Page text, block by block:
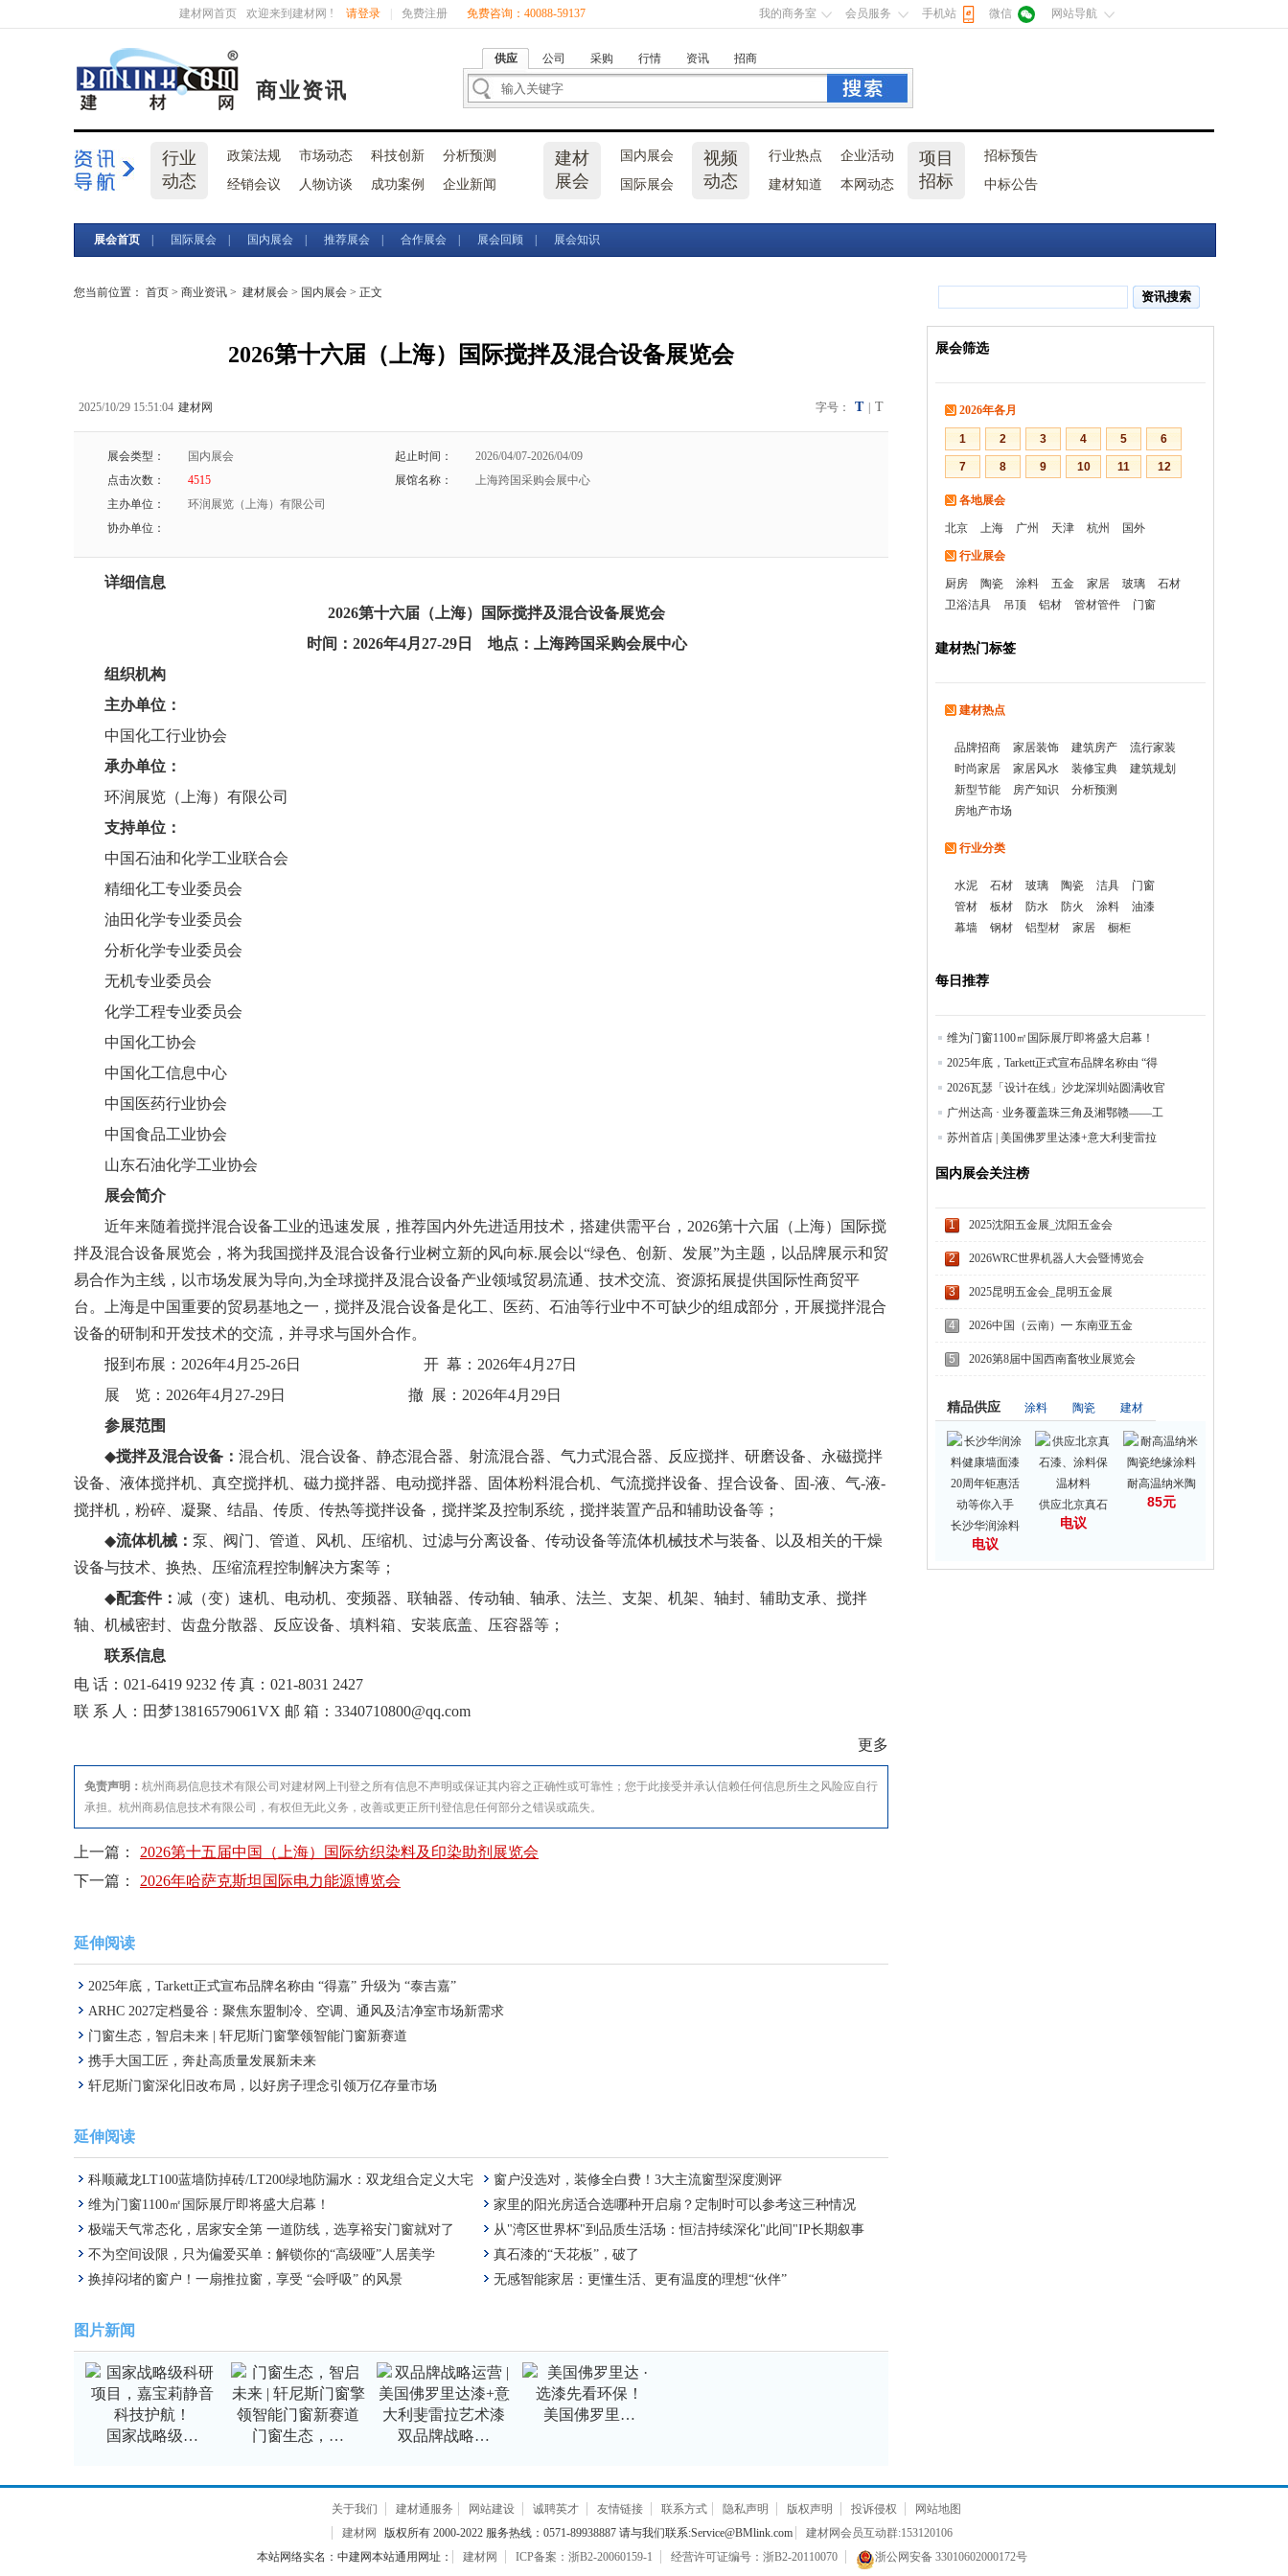
建材网首页 欢迎来到建材网 ! 请登录 免费注册 免费咨询：40088-59137 我的商务室 会员服务 手机站 微信 网站导航
商业资讯
供应 公司 采购 行情 资讯 招商
行业
动态
政策法规 市场动态 科技创新
分析预测
经销会议
人物访谈 成功案例 企业新闻
建材
展会
国内展会
国际展会
视频
动态
行业热点
企业活动
建材知道
本网动态
项目
招标
招标预告
中标公告
展会首页 国际展会 国内展会 推荐展会 合作展会 展会回顾 展会知识
您当前位置： 首页 > 商业资讯 > 建材展会 > 国内展会 > 正文
2026第十六届（上海）国际搅拌及混合设备展览会
2025/10/29 15:51:04 建材网 字号： T T
展会类型： 国内展会 起止时间：
2026/04/07-2026/04/09
点击次数：
4515 展馆名称：
上海跨国采购会展中心
主办单位：
环润展览（上海）有限公司
协办单位：
详细信息
2026第十六届（上海）国际搅拌及混合设备展览会
时间： 2026年4月 27-29日
地点：上海跨国采购会展中心
组织机构
主办单位：
中国化工行业协会
承办单位：
环润展览（上海）有限公司
支持单位：
中国石油和化学工业联合会
精细化工专业委员会
油田化学专业委员会
分析化学专业委员会
无机专业委员会
化学工程专业委员会
中国化工协会
中国化工信息中心
中国医药行业协会
中国食品工业协会
山东石油化学工业协会
展会简介
近年来随着搅拌混合设备工业的迅速发展，推荐国内外先进适用技术，搭建供需平台， 2026第十六届（上海）国际搅
拌及混合设备展览会，将为我国搅拌及混合设备行业树立新的风向标.展会以“绿色、创新、发展”为主题，以品牌展示和贸
易合作为主线，以市场发展为导向,为全球搅拌及混合设备产业领域贸易流通、技术交流、资源拓展提供国际性商贸平
台。上海是中国重要的贸易基地之一，搅拌及混合设备是化工、医药、石油等行业中不可缺少的组成部分，开展搅拌混合
设备的研制和开发技术的交流，并寻求与国外合作。
报到布展： 2026年4月25-26日 开 幕： 2026年4月27日
展
览： 2026年4月27-29日 撤 展： 2026年4月29日
参展范围
◆搅拌及混合设备： 混合机、混合设备、静态混合器、射流混合器、气力式混合器、反应搅拌、研磨设备、永磁搅拌
设备、液体搅拌机、真空搅拌机、磁力搅拌器、电动搅拌器、固体粉料混合机、气流搅拌设备、捏合设备、固-液、气-液-
搅拌机，粉碎、凝聚、结晶、传质、传热等搅拌设备，搅拌桨及控制系统，搅拌装置产品和辅助设备等；
◆流体机械： 泵、阀门、管道、风机、压缩机、过滤与分离设备、传动设备等流体机械技术与装备、以及相关的干燥
设备与技术、换热、压缩流程控制解决方案等；
◆配套件： 减（变）速机、电动机、变频器、联轴器、传动轴、轴承、法兰、支架、机架、轴封、辅助支承、搅拌
轴、机械密封、齿盘分散器、反应设备、填料箱、安装底盖、压容器等；
联系信息
电 话：021-6419 9232 传 真：021-8031 2427
联 系 人：田梦13816579061VX 邮 箱：3340710800@qq.com
更多
免责声明： 杭州商易信息技术有限公司对建材网上刊登之所有信息不声明或保证其内容之正确性或可靠性；您于此接受并承认信赖任何信息所生之风险应自行
承担。杭州商易信息技术有限公司，有权但无此义务，改善或更正所刊登信息任何部分之错误或疏失。
上一篇：
2026第十五届中国（上海）国际纺织染料及印染助剂展览会
下一篇：
2026年哈萨克斯坦国际电力能源博览会
延伸阅读
2025年底，Tarkett正式宣布品牌名称由 “得嘉” 升级为 “泰吉嘉”
ARHC 2027定档曼谷：聚焦东盟制冷、空调、通风及洁净室市场新需求
门窗生态，智启未来 | 轩尼斯门窗擎领智能门窗新赛道
携手大国工匠，奔赴高质量发展新未来
轩尼斯门窗深化旧改布局，以好房子理念引领万亿存量市场
延伸阅读
科顺藏龙LT100蓝墙防掉砖/LT200绿地防漏水：双龙组合定义大宅
防水新标准
窗户没选对，装修全白费！3大主流窗型深度测评
维为门窗1100㎡国际展厅即将盛大启幕！
家里的阳光房适合选哪种开启扇？定制时可以参考这三种情况
极端天气常态化，居家安全第 一道防线，选享裕安门窗就对了
从"湾区世界杯"到品质生活场：恒洁持续深化"此间"IP长期叙事
不为空间设限，只为偏爱买单：解锁你的“高级哑”人居美学
真石漆的“天花板”，破了
换掉闷堵的窗户！一扇推拉窗，享受 “会呼吸” 的风景
无感智能家居：更懂生活、更有温度的理想“伙伴”
图片新闻
国家战略级… 门窗生态，… 双品牌战略…
美国佛罗里…
展会筛选
2026年各月
1 2 3 4 5 6
7 8 9 10 11 12
各地展会
北京 上海 广州 天津 杭州 国外
行业展会
厨房 陶瓷 涂料 五金 家居 玻璃
石材
卫浴洁具
吊顶 铝材 管材管件 门窗
建材热门标签
建材热点
品牌招商 家居装饰 建筑房产
流行家装
时尚家居
家居风水 装修宝典
建筑规划
新型节能
房产知识
分析预测
房地产市场
行业分类
水泥 石材 玻璃 陶瓷 洁具
门窗
管材
板材 防水 防火 涂料
油漆
幕墙
钢材 铝型材 家居 橱柜
每日推荐
维为门窗1100㎡国际展厅即将盛大启幕！
2025年底，Tarkett正式宣布品牌名称由 “得
2026瓦瑟「设计在线」沙龙深圳站圆满收官
广州达高 · 业务覆盖珠三角及湘鄂赣——工
苏州首店 | 美国佛罗里达漆+意大利斐雷拉
国内展会关注榜
1 2025沈阳五金展_沈阳五金会
2 2026WRC世界机器人大会暨博览会
3 2025昆明五金会_昆明五金展
4 2026中国（云南）━ 东南亚五金
5 2026第8届中国西南畜牧业展览会
精品供应 涂料 陶瓷 建材
长沙华润涂料
电议
供应北京真石
电议
耐高温纳米陶
85元
关于我们 建材通服务 网站建设 诚聘英才 友情链接 联系方式 隐私声明 版权声明 投诉侵权
网站地图
建材网
版权所有 2000-2022 服务热线：0571-89938887 请与我们联系:Service@BMlink.com
建材网会员互动群:153120106
本站网络实名：中建网本站通用网址：
建材网 ICP备案：浙B2-20060159-1 经营许可证编号：浙B2-20110070 浙公网安备 33010602000172号
2分钟前